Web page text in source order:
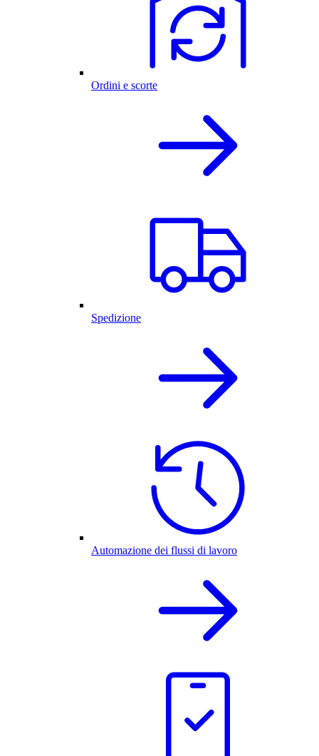
Ordini e scorte
Spedizione
Automazione dei flussi di lavoro